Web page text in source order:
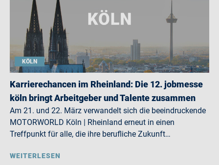
KÖLN
Karrierechancen im Rheinland: Die 12. jobmesse
köln bringt Arbeitgeber und Talente zusammen
Am 21. und 22. März verwandelt sich die beeindruckende
MOTORWORLD Köln | Rheinland erneut in einen
Treffpunkt für alle, die ihre berufliche Zukunft…
WEITERLESEN